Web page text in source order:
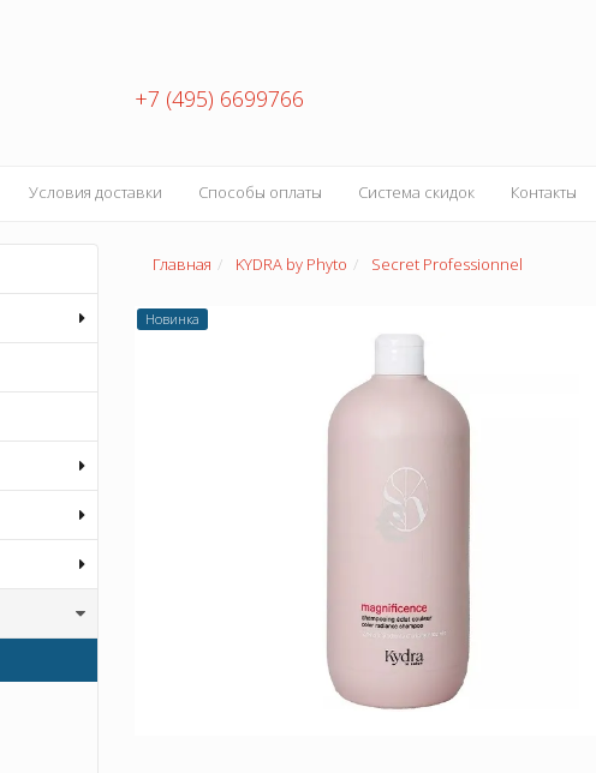
+7 (495) 6699766
Условия доставки Способы оплаты Система скидок Контакты
Главная KYDRA by Phyto Secret Professionnel
Новинка